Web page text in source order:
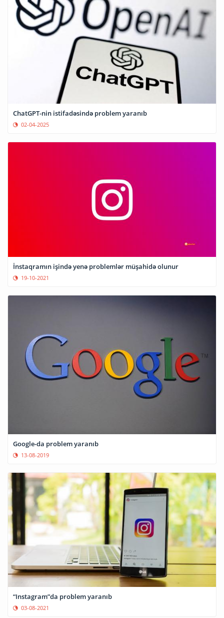
ChatGPT-nin istifadəsində problem yaranıb
02-04-2025
İnstaqramın işində yenə problemlər müşahidə olunur
19-10-2021
Google-da problem yaranıb
13-08-2019
“Instagram”da problem yaranıb
03-08-2021